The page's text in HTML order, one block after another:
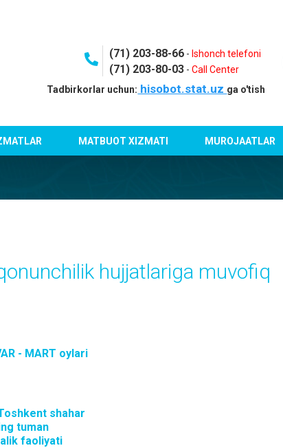
(71) 203-88-66 - Ishonch telefoni
(71) 203-80-03 -Call Center
Tadbirkorlar uchun: hisobot.stat.uz ga o'tish
MATBUOT XIZMATI MUROJAATLAR
hujjatlariga muvofiq
- MART oylari
shahar
tuman
faoliyati